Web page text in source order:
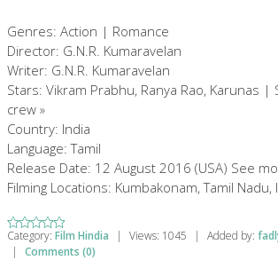
Genres: Action | Romance
Director: G.N.R. Kumaravelan
Writer: G.N.R. Kumaravelan
Stars: Vikram Prabhu, Ranya Rao, Karunas |
crew »
Country: India
Language: Tamil
Release Date: 12 August 2016 (USA) See
Filming Locations: Kumbakonam, Tamil
Category: Film Hindia | Views: 1045 | Added by:
|
Comments (0)